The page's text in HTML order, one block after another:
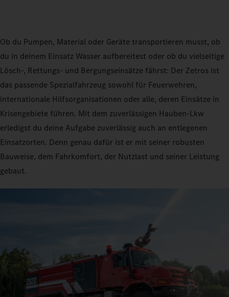
Ob du Pumpen, Material oder Geräte transportieren musst, ob
du in deinem Einsatz Wasser aufbereitest oder ob du vielseitige
Lösch-, Rettungs- und Bergungseinsätze fährst: Der Zetros ist
das passende Spezialfahrzeug sowohl für Feuerwehren,
internationale Hilfsorganisationen oder alle, deren Einsätze in
Krisengebiete führen. Mit dem zuverlässigen Hauben‑Lkw
erledigst du deine Aufgabe zuverlässig auch an entlegenen
Einsatzorten. Denn genau dafür ist er mit seiner robusten
Bauweise, dem Fahrkomfort, der Nutzlast und seiner Leistung
gebaut.